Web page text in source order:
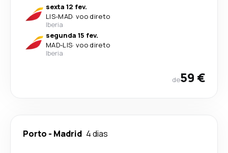
sexta 12 fev.
LIS-MAD· voo direto
Iberia
segunda 15 fev.
MAD-LIS· voo direto
Iberia
de59 €
Porto - Madrid 4 dias